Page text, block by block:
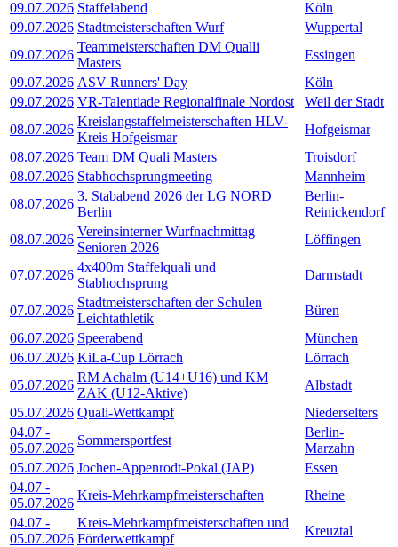
09.07.2026 Staffelabend
Köln
09.07.2026 Stadtmeisterschaften Wurf
Wuppertal
09.07.2026
Teammeisterschaften DM Qualli
Masters
Essingen
09.07.2026 ASV Runners' Day
Köln
09.07.2026 VR-Talentiade Regionalfinale Nordost
Weil der Stadt
08.07.2026
Kreislangstaffelmeisterschaften HLV-
Kreis Hofgeismar
Hofgeismar
08.07.2026 Team DM Quali Masters
Troisdorf
08.07.2026 Stabhochsprungmeeting
Mannheim
08.07.2026
3. Stababend 2026 der LG NORD
Berlin
Berlin-
Reinickendorf
08.07.2026
Vereinsinterner Wurfnachmittag
Senioren 2026
Löffingen
07.07.2026
4x400m Staffelquali und
Stabhochsprung
Darmstadt
07.07.2026
Stadtmeisterschaften der Schulen
Leichtathletik
Büren
06.07.2026 Speerabend
München
06.07.2026 KiLa-Cup Lörrach
Lörrach
05.07.2026
RM Achalm (U14+U16) und KM
ZAK (U12-Aktive)
Albstadt
05.07.2026 Quali-Wettkampf
Niederselters
04.07 -
05.07.2026
Sommersportfest
Berlin-
Marzahn
05.07.2026 Jochen-Appenrodt-Pokal (JAP)
Essen
04.07 -
05.07.2026
Kreis-Mehrkampfmeisterschaften
Rheine
04.07 -
05.07.2026
Kreis-Mehrkampfmeisterschaften und
Förderwettkampf
Kreuztal